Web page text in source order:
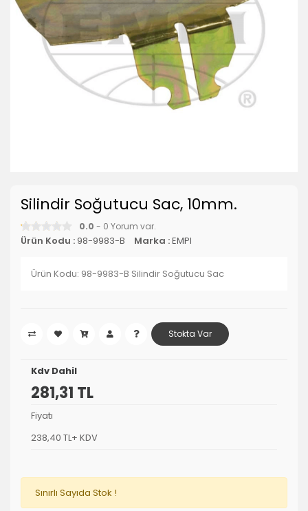
Silindir Soğutucu Sac, 10mm.
0.0 - 0 Yorum var.
Ürün Kodu : 98-9983-B Marka :EMPI
Ürün Kodu: 98-9983-B Silindir Soğutucu Sac
Stokta Var
Kdv Dahil
281,31 TL
Fiyatı
238,40 TL+ KDV
Sınırlı Sayıda Stok !